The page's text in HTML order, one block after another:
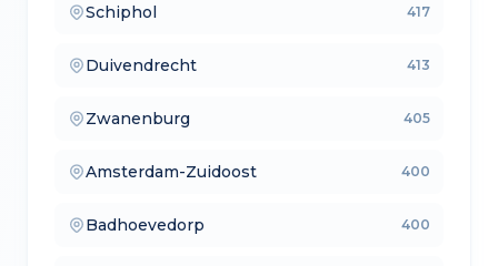
Schiphol
— verkoopmakelaars 417
Duivendrecht
— aankoopmakelaars 413
Zwanenburg
— lokale makelaars 405
Amsterdam-Zuidoost
— makelaars vergelijken 400
Badhoevedorp
— verkoopmakelaars 400